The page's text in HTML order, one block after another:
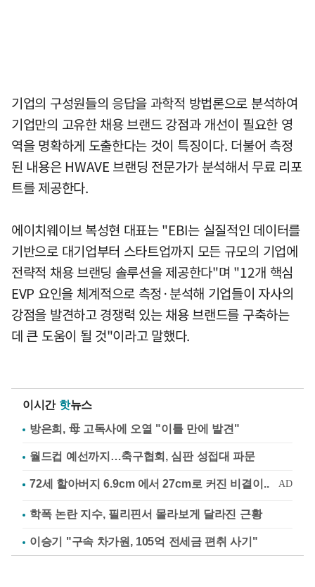
기업의 구성원들의 응답을 과학적 방법론으로 분석하여
기업만의 고유한 채용 브랜드 강점과 개선이 필요한 영
역을 명확하게 도출한다는 것이 특징이다. 더불어 측정
된 내용은 HWAVE 브랜딩 전문가가 분석해서 무료 리포
트를 제공한다.
에이치웨이브 복성현 대표는 "EBI는 실질적인 데이터를
기반으로 대기업부터 스타트업까지 모든 규모의 기업에
전략적 채용 브랜딩 솔루션을 제공한다"며 "12개 핵심
EVP 요인을 체계적으로 측정·분석해 기업들이 자사의
강점을 발견하고 경쟁력 있는 채용 브랜드를 구축하는
데 큰 도움이 될 것"이라고 말했다.
이시간 핫뉴스
방은희, 母 고독사에 오열 "이틀 만에 발견"
월드컵 예선까지…축구협회, 심판 성접대 파문
학폭 논란 지수, 필리핀서 몰라보게 달라진 근황
이승기 "구속 차가원, 105억 전세금 편취 사기"